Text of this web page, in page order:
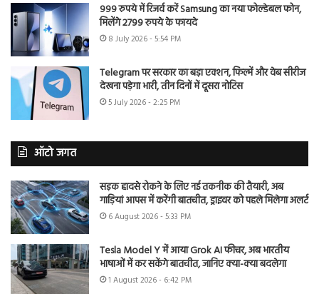
999 रुपये में रिजर्व करें Samsung का नया फोल्डेबल फोन,
मिलेंगे 2799 रुपये के फायदे
8 July 2026 - 5:54 PM
Telegram पर सरकार का बड़ा एक्शन, फिल्में और वेब सीरीज
देखना पड़ेगा भारी, तीन दिनों में दूसरा नोटिस
5 July 2026 - 2:25 PM
ऑटो जगत
सड़क हादसे रोकने के लिए नई तकनीक की तैयारी, अब
गाड़ियां आपस में करेंगी बातचीत, ड्राइवर को पहले मिलेगा अलर्ट
6 August 2026 - 5:33 PM
Tesla Model Y में आया Grok AI फीचर, अब भारतीय
भाषाओं में कर सकेंगे बातचीत, जानिए क्या-क्या बदलेगा
1 August 2026 - 6:42 PM